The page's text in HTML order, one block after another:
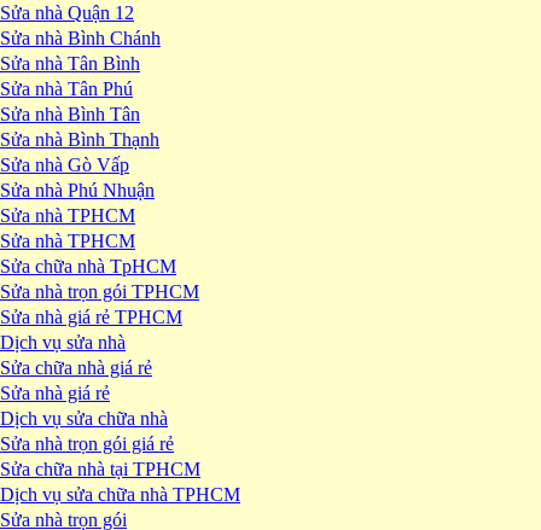
Sửa nhà Quận 12
Sửa nhà Bình Chánh
Sửa nhà Tân Bình
Sửa nhà Tân Phú
Sửa nhà Bình Tân
Sửa nhà Bình Thạnh
Sửa nhà Gò Vấp
Sửa nhà Phú Nhuận
Sửa nhà TPHCM
Sửa nhà TPHCM
Sửa chữa nhà TpHCM
Sửa nhà trọn gói TPHCM
Sửa nhà giá rẻ TPHCM
Dịch vụ sửa nhà
Sửa chữa nhà giá rẻ
Sửa nhà giá rẻ
Dịch vụ sửa chữa nhà
Sửa nhà trọn gói giá rẻ
Sửa chữa nhà tại TPHCM
Dịch vụ sửa chữa nhà TPHCM
Sửa nhà trọn gói